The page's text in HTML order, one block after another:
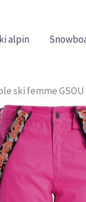
alpin
ski femme